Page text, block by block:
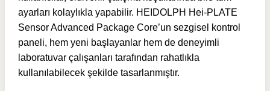
ayarları kolaylıkla yapabilir. HEIDOLPH Hei-PLATE
Sensor Advanced Package Core’un sezgisel kontrol
paneli, hem yeni başlayanlar hem de deneyimli
laboratuvar çalışanları tarafından rahatlıkla
kullanılabilecek şekilde tasarlanmıştır.